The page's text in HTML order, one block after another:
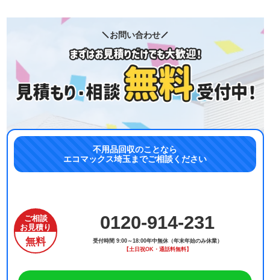
お問い合わせ
不用品回収のことなら
エコマックス埼玉までご相談ください
ご相談
お見積り
無料
0120-914-231
受付時間 9:00～18:00年中無休（年末年始のみ休業）
【土日祝OK・通話料無料】